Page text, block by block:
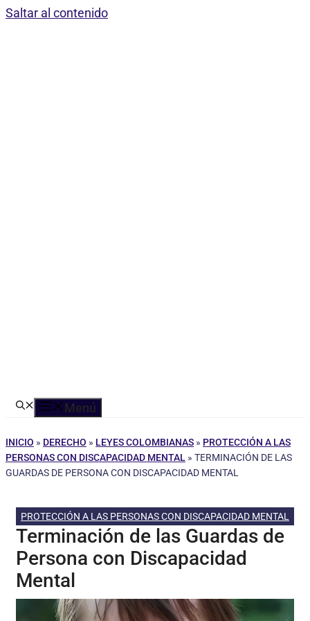
Saltar al contenido
Menú
INICIO » DERECHO » LEYES COLOMBIANAS » PROTECCIÓN A LAS
PERSONAS CON DISCAPACIDAD MENTAL » TERMINACIÓN DE LAS
GUARDAS DE PERSONA CON DISCAPACIDAD MENTAL
PROTECCIÓN A LAS PERSONAS CON DISCAPACIDAD MENTAL
Terminación de las Guardas de
Persona con Discapacidad
Mental